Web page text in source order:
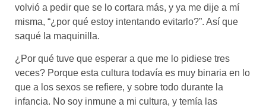
volvió a pedir que se lo cortara más, y ya me dije a mí
misma, “¿por qué estoy intentando evitarlo?”. Así que
saqué la maquinilla.
¿Por qué tuve que esperar a que me lo pidiese tres
veces? Porque esta cultura todavía es muy binaria en lo
que a los sexos se refiere, y sobre todo durante la
infancia. No soy inmune a mi cultura, y temía las